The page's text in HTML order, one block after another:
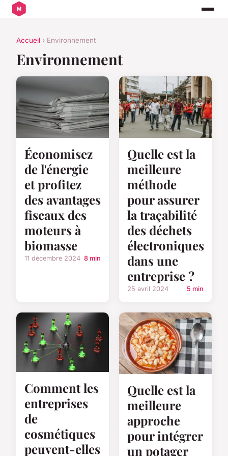
Accueil › Environnement
Environnement
Économisez
de l'énergie
et profitez
des avantages
fiscaux des
moteurs à
biomasse
11 décembre 2024 8 min
Quelle est la
meilleure
méthode
pour assurer
la traçabilité
des déchets
électroniques
dans une
entreprise ?
25 avril 2024 5 min
Comment les
entreprises
de
cosmétiques
peuvent-elles
Quelle est la
meilleure
approche
pour intégrer
un potager